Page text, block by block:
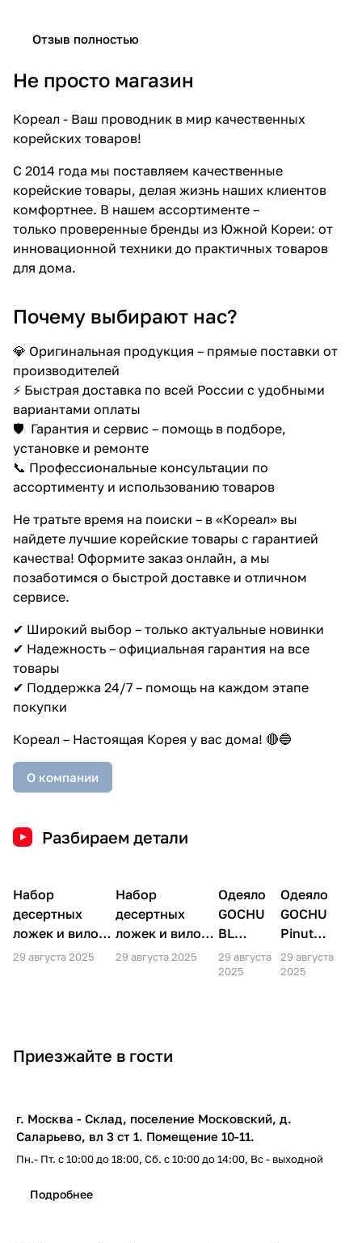
Отзыв полностью
Не просто магазин
Кореал - Ваш проводник в мир качественных
корейских товаров!
С 2014 года мы поставляем качественные
корейские товары, делая жизнь наших клиентов
комфортнее. В нашем ассортименте –
только проверенные бренды из Южной Кореи: от
инновационной техники до практичных товаров
для дома.
Почему выбирают нас?
💎 Оригинальная продукция – прямые поставки от
производителей
⚡ Быстрая доставка по всей России с удобными
вариантами оплаты
🛡️ Гарантия и сервис – помощь в подборе,
установке и ремонте
📞 Профессиональные консультации по
ассортименту и использованию товаров
Не тратьте время на поиски – в «Кореал» вы
найдете лучшие корейские товары с гарантией
качества! Оформите заказ онлайн, а мы
позаботимся о быстрой доставке и отличном
сервисе.
✔ Широкий выбор – только актуальные новинки
✔ Надежность – официальная гарантия на все
товары
✔ Поддержка 24/7 – помощь на каждом этапе
покупки
Кореал – Настоящая Корея у вас дома! 🔴🔵
О компании
Разбираем детали
Набор
десертных
ложек и вилок
на 3 персоны
29 августа 2025
Набор
десертных
ложек и вилок
на 3 персоны
29 августа 2025
Одеяло
GOCHU
BL
150*200
чёрный
29 августа
2025
Одеяло
GOCHU
Pinut
160*210
розовый
29 августа
2025
Приезжайте в гости
г. Москва - Склад, поселение Московский, д.
Саларьево, вл 3 ст 1. Помещение 10-11.
Пн.- Пт. с 10:00 до 18:00, Сб. с 10:00 до 14:00, Вс - выходной
Подробнее